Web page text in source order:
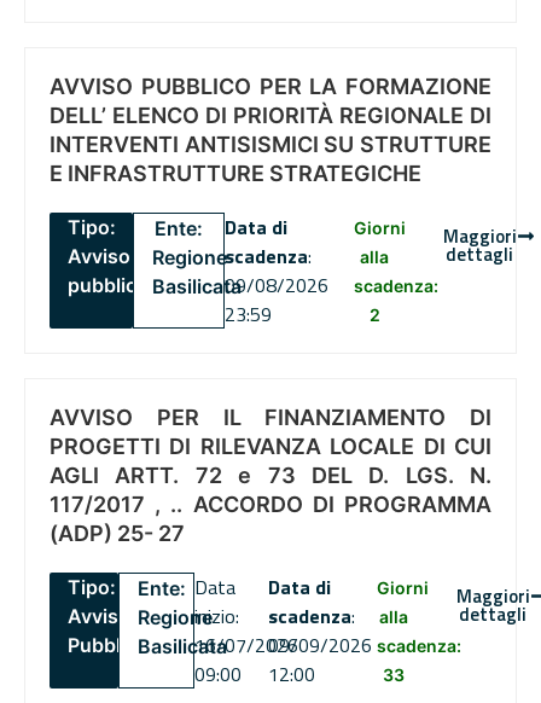
AVVISO PUBBLICO PER LA FORMAZIONE
DELL’ ELENCO DI PRIORITÀ REGIONALE DI
INTERVENTI ANTISISMICI SU STRUTTURE
E INFRASTRUTTURE STRATEGICHE
Tipo:
Avviso
pubblico
Ente:
Regione
Basilicata
Data di
scadenza:
09/08/2026
23:59
Giorni
alla
scadenza:
2
Maggiori
dettagli
AVVISO PER IL FINANZIAMENTO DI
PROGETTI DI RILEVANZA LOCALE DI CUI
AGLI ARTT. 72 e 73 DEL D. LGS. N.
117/2017 , .. ACCORDO DI PROGRAMMA
(ADP) 25- 27
Tipo:
Avviso
Pubblico
Ente:
Regione
Basilicata
Data
inizio:
16/07/2026
09:00
Data di
scadenza:
09/09/2026
12:00
Giorni
alla
scadenza:
33
Maggiori
dettagli